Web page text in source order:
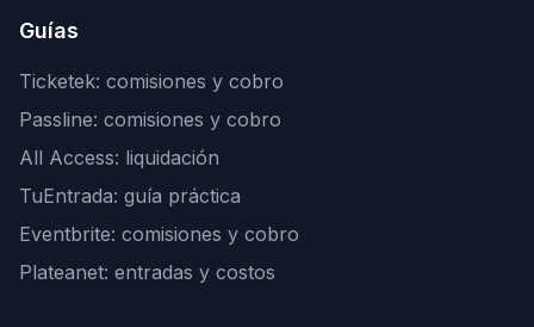
Guías
Ticketek: comisiones y cobro
Passline: comisiones y cobro
All Access: liquidación
TuEntrada: guía práctica
Eventbrite: comisiones y cobro
Plateanet: entradas y costos